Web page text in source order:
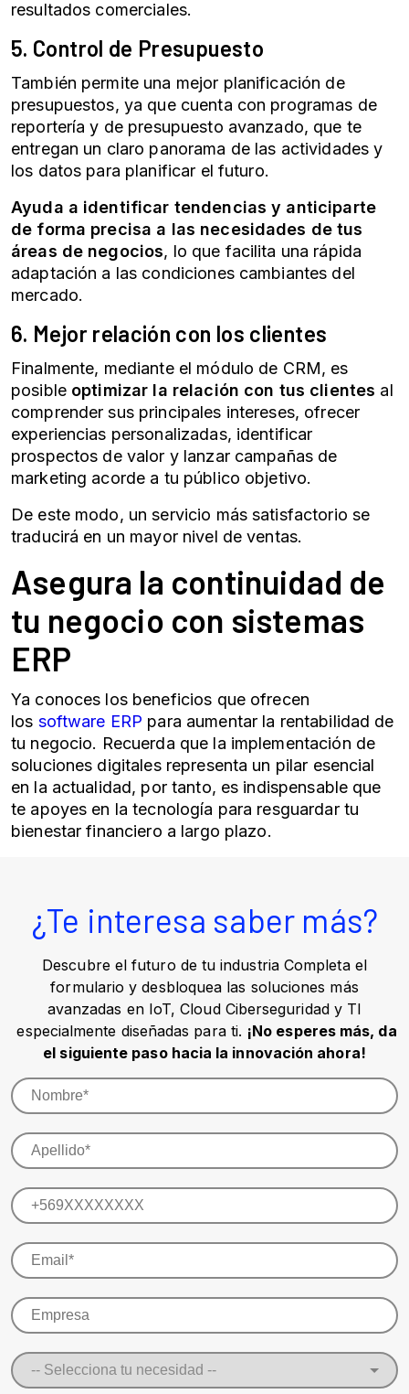
resultados comerciales.
5. Control de Presupuesto
También permite una mejor planificación de
presupuestos, ya que cuenta con programas de
reportería y de presupuesto avanzado, que te
entregan un claro panorama de las actividades y
los datos para planificar el futuro.
Ayuda a identificar tendencias y anticiparte
de forma precisa a las necesidades de tus
áreas de negocios, lo que facilita una rápida
adaptación a las condiciones cambiantes del
mercado.
6. Mejor relación con los clientes
Finalmente, mediante el módulo de CRM, es
posible optimizar la relación con tus clientes al
comprender sus principales intereses, ofrecer
experiencias personalizadas, identificar
prospectos de valor y lanzar campañas de
marketing acorde a tu público objetivo.
De este modo, un servicio más satisfactorio se
traducirá en un mayor nivel de ventas.
Asegura la continuidad de
tu negocio con sistemas
ERP
Ya conoces los beneficios que ofrecen
los software ERP para aumentar la rentabilidad de
tu negocio. Recuerda que la implementación de
soluciones digitales representa un pilar esencial
en la actualidad, por tanto, es indispensable que
te apoyes en la tecnología para resguardar tu
bienestar financiero a largo plazo.
¿Te interesa saber más?
Descubre el futuro de tu industria Completa el
formulario y desbloquea las soluciones más
avanzadas en IoT, Cloud Ciberseguridad y TI
especialmente diseñadas para ti. ¡No esperes más, da
el siguiente paso hacia la innovación ahora!